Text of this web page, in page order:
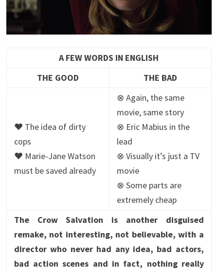
A FEW WORDS IN ENGLISH
THE GOOD
THE BAD
♥ The idea of dirty
cops
♥ Marie-Jane Watson
must be saved already
⊗ Again, the same
movie, same story
⊗ Eric Mabius in the
lead
⊗ Visually it’s just a TV
movie
⊗ Some parts are
extremely cheap
The Crow Salvation is another disguised
remake, not interesting, not believable, with a
director who never had any idea, bad actors,
bad action scenes and in fact, nothing really